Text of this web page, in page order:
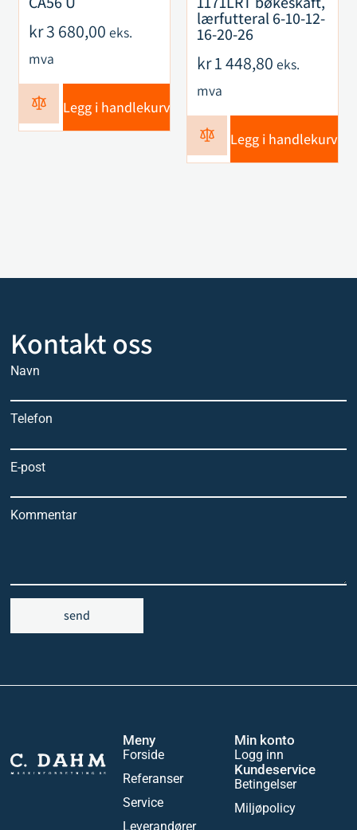
kr3 680,00 eks.
mva
Legg i handlekurv
lærfutteral 6-10-12-
16-20-26
kr1 448,80 eks.
mva
Legg i handlekurv
Kontakt oss
Navn
Telefon
E-post
Kommentar
send
Meny
Forside
Referanser
Service
Leverandører
Min konto
Logg inn
Kundeservice
Betingelser
Miljøpolicy